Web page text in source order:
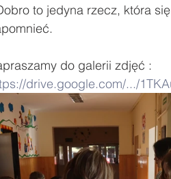
to jedyna rzecz, która
do galerii zdjęć :
drive.google.com/.../